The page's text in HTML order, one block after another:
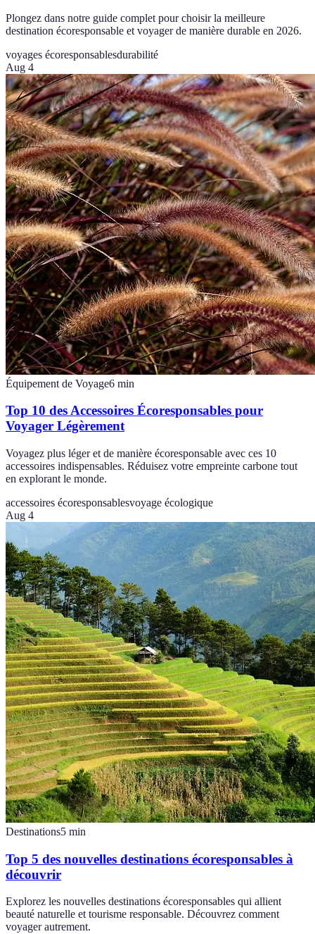
Plongez dans notre guide complet pour choisir la meilleure
destination écoresponsable et voyager de manière durable en 2026.
voyages écoresponsablesdurabilité
Aug 4
Équipement de Voyage6 min
Top 10 des Accessoires Écoresponsables pour
Voyager Légèrement
Voyagez plus léger et de manière écoresponsable avec ces 10
accessoires indispensables. Réduisez votre empreinte carbone tout
en explorant le monde.
accessoires écoresponsablesvoyage écologique
Aug 4
Destinations5 min
Top 5 des nouvelles destinations écoresponsables à
découvrir
Explorez les nouvelles destinations écoresponsables qui allient
beauté naturelle et tourisme responsable. Découvrez comment
voyager autrement.